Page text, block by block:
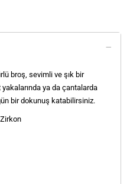
broş, sevimli ve şık bir
ya da çantalarda
bir dokunuş katabilirsiniz.